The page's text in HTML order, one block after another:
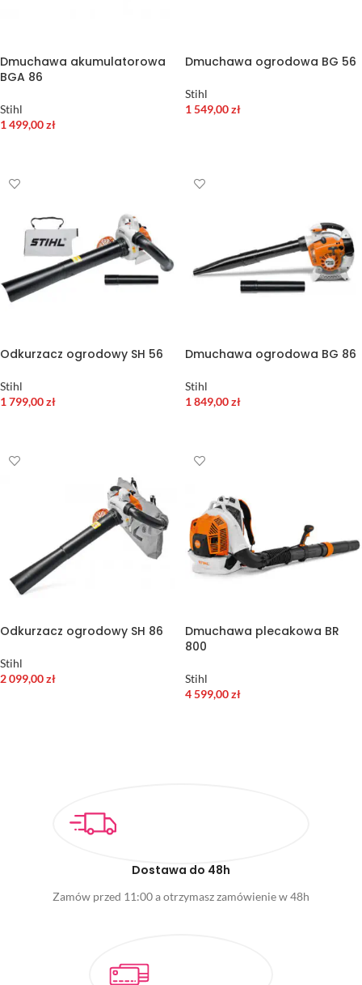
Dmuchawa akumulatorowa
BGA 86
Stihl
1 499,00zł
Dmuchawa ogrodowa BG 56
Stihl
1 549,00zł
Odkurzacz ogrodowy SH 56
Stihl
1 799,00zł
Dmuchawa ogrodowa BG 86
Stihl
1 849,00zł
Odkurzacz ogrodowy SH 86
Stihl
2 099,00zł
Dmuchawa plecakowa BR
800
Stihl
4 599,00zł
Dostawa do 48h
Zamów przed 11:00 a otrzymasz zamówienie w 48h